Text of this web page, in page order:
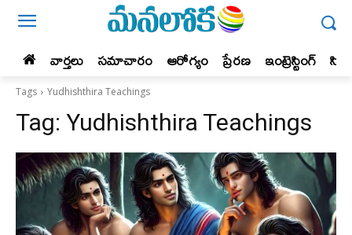
వార్తలు సమాచారం ఆరోగ్యం ప్రేర‌ణ‌ ఇంట్రెస్టింగ్‌
Tags Yudhishthira Teachings
Tag: Yudhishthira Teachings